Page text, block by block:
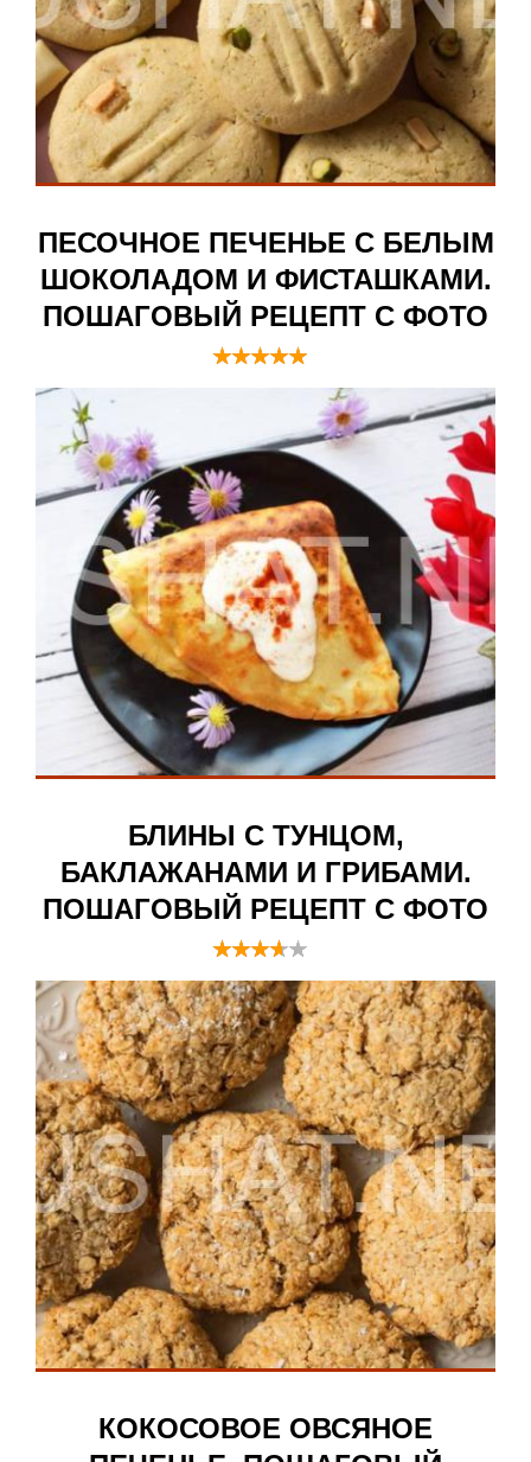
ПЕСОЧНОЕ ПЕЧЕНЬЕ С БЕЛЫМ
ШОКОЛАДОМ И ФИСТАШКАМИ.
ПОШАГОВЫЙ РЕЦЕПТ С ФОТО
БЛИНЫ С ТУНЦОМ,
БАКЛАЖАНАМИ И ГРИБАМИ.
ПОШАГОВЫЙ РЕЦЕПТ С ФОТО
КОКОСОВОЕ ОВСЯНОЕ